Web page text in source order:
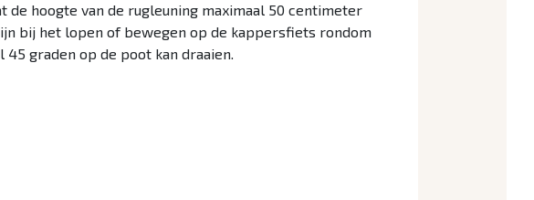
de hoogte van de rugleuning maximaal 50 centimeter
bij het lopen of bewegen op de kappersfiets rondom
graden op de poot kan draaien.